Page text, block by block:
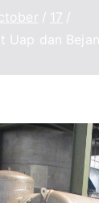
17
Uap dan